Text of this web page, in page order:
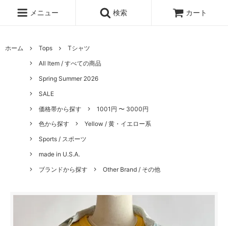
メニュー 検索 カート
ホーム Tops
Tシャツ
All Item / すべての商品
Spring Summer 2026
SALE
価格帯から探す
1001円 〜 3000円
色から探す
Yellow / 黄・イエロー系
Sports / スポーツ
made in U.S.A.
ブランドから探す
Other Brand / その他